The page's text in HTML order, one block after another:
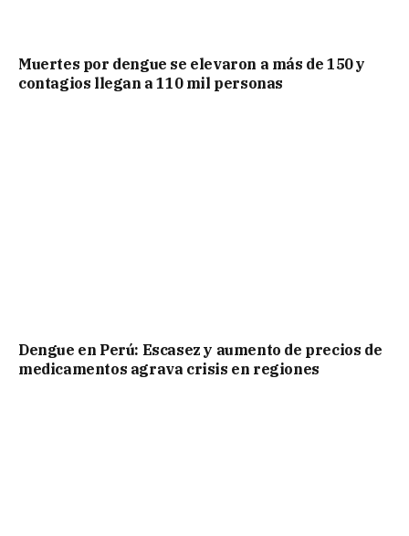
Muertes por dengue se elevaron a más de 150 y
contagios llegan a 110 mil personas
Dengue en Perú: Escasez y aumento de precios de
medicamentos agrava crisis en regiones